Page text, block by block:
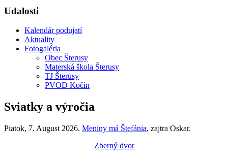
Udalosti
Kalendár podujatí
Aktuality
Fotogaléria
Obec Šterusy
Materská škola Šterusy
TJ Šterusy
PVOD Kočín
Sviatky a výročia
Piatok, 7. August 2026. Meniny má Štefánia, zajtra Oskar.
Zberný dvor